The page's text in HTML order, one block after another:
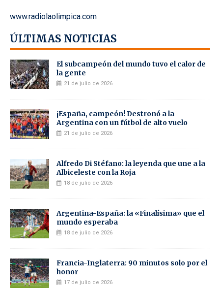
www.radiolaolimpica.com
ÚLTIMAS NOTICIAS
El subcampeón del mundo tuvo el calor de
la gente
21 de julio de 2026
¡España, campeón! Destronó a la
Argentina con un fútbol de alto vuelo
21 de julio de 2026
Alfredo Di Stéfano: la leyenda que une a la
Albiceleste con la Roja
18 de julio de 2026
Argentina-España: la «Finalísima» que el
mundo esperaba
18 de julio de 2026
Francia-Inglaterra: 90 minutos solo por el
honor
17 de julio de 2026